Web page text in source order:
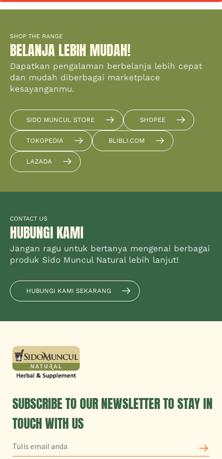
SHOP THE RANGE
BELANJA LEBIH MUDAH!
Dapatkan pengalaman berbelanja lebih cepat
dan mudah diberbagai marketplace
kesayanganmu.
SIDO MUNCUL STORE SHOPEE
TOKOPEDIA BLIBLI.COM
LAZADA
CONTACT US
HUBUNGI KAMI
Jangan ragu untuk bertanya mengenai berbagai
produk Sido Muncul Natural lebih lanjut!
HUBUNGI KAMI SEKARANG
SUBSCRIBE TO OUR NEWSLETTER TO STAY IN
TOUCH WITH US